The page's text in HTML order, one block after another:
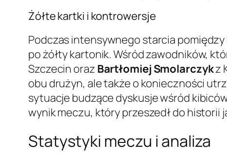
Żółte kartki i kontrowersje
Podczas intensywnego starcia pomiędzy
po żółty kartonik. Wśród zawodników,
Szczecin oraz Bartłomiej Smolarczykz
obu drużyn, ale także o konieczności
sytuacje budzące dyskusje wśród
wynik meczu, który przeszedł do historii
Statystyki meczu i analiza